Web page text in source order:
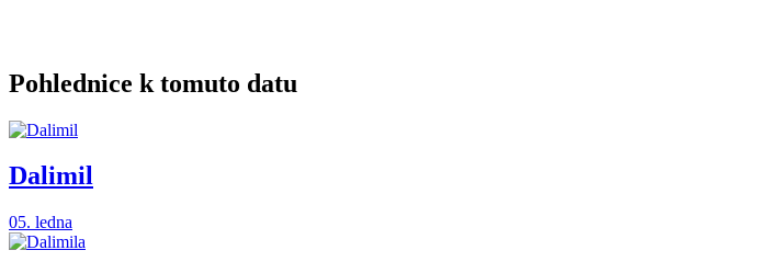
Pohlednice k tomuto datu
Dalimil
05. ledna